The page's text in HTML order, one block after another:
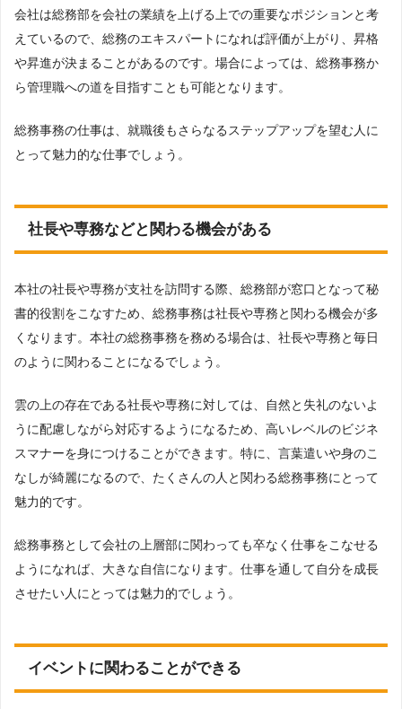
会社は総務部を会社の業績を上げる上での重要なポジションと考
えているので、総務のエキスパートになれば評価が上がり、昇格
や昇進が決まることがあるのです。場合によっては、総務事務か
ら管理職への道を目指すことも可能となります。
総務事務の仕事は、就職後もさらなるステップアップを望む人に
とって魅力的な仕事でしょう。
社長や専務などと関わる機会がある
本社の社長や専務が支社を訪問する際、総務部が窓口となって秘
書的役割をこなすため、総務事務は社長や専務と関わる機会が多
くなります。本社の総務事務を務める場合は、社長や専務と毎日
のように関わることになるでしょう。
雲の上の存在である社長や専務に対しては、自然と失礼のないよ
うに配慮しながら対応するようになるため、高いレベルのビジネ
スマナーを身につけることができます。特に、言葉遣いや身のこ
なしが綺麗になるので、たくさんの人と関わる総務事務にとって
魅力的です。
総務事務として会社の上層部に関わっても卒なく仕事をこなせる
ようになれば、大きな自信になります。仕事を通して自分を成長
させたい人にとっては魅力的でしょう。
イベントに関わることができる